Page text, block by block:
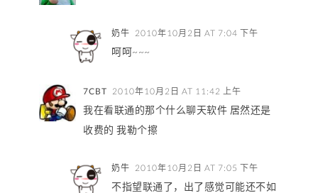
奶牛 2010年10月2日 AT 7:04 下午
呵呵~~~
7CBT 2010年10月2日 AT 11:42 上午
我在看联通的那个什么聊天软件 居然还是
收费的 我勒个擦
奶牛 2010年10月2日 AT 7:05 下午
不指望联通了，出了感觉可能还不如